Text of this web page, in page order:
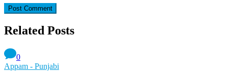
Related Posts
0
Appam - Punjabi